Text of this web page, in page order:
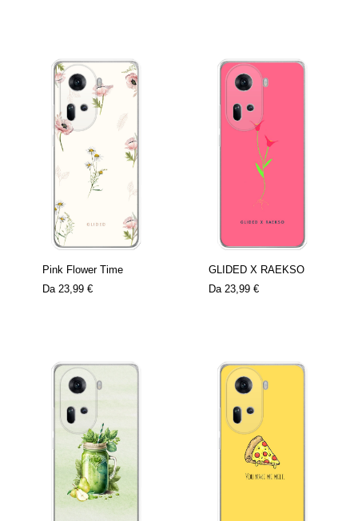
Pink Flower Time
Da 23,99 €
GLIDED X RAEKSO
Da 23,99 €